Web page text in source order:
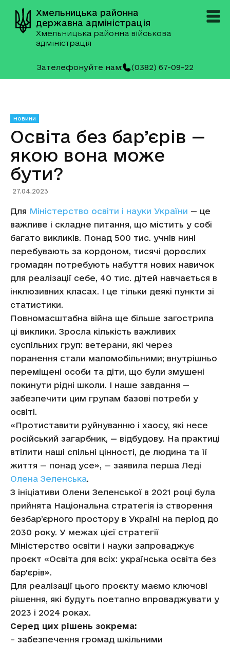
Хмельницька районна
державна адміністрація
Хмельницька районна військова
адміністрація
Зателефонуйте нам: (0382) 67-09-22
Новини
Освіта без бар’єрів —
якою вона може
бути?
27.04.2023
Для Міністерство освіти і науки України — це
важливе і складне питання, що містить у собі
багато викликів. Понад 500 тис. учнів нині
перебувають за кордоном, тисячі дорослих
громадян потребують набуття нових навичок
для реалізації себе, 40 тис. дітей навчається в
інклюзивних класах. І це тільки деякі пункти зі
статистики.
Повномасштабна війна ще більше загострила
ці виклики. Зросла кількість важливих
суспільних груп: ветерани, які через
поранення стали маломобільними; внутрішньо
переміщені особи та діти, що були змушені
покинути рідні школи. І наше завдання —
забезпечити цим групам базові потреби у
освіті.
«Протиставити руйнуванню і хаосу, які несе
російський загарбник, — відбудову. На практиці
втілити наші спільні цінності, де людина та її
життя — понад усе», — заявила перша Леді
Олена Зеленська.
З ініціативи Олени Зеленської в 2021 році була
прийнята Національна стратегія із створення
безбар’єрного простору в Україні на період до
2030 року. У межах цієї стратегії
Міністерство освіти і науки запроваджує
проєкт «Освіта для всіх: українська освіта без
бар’єрів».
Для реалізації цього проєкту маємо ключові
рішення, які будуть поетапно впроваджувати у
2023 і 2024 роках.
Серед цих рішень зокрема:
– забезпечення громад шкільними